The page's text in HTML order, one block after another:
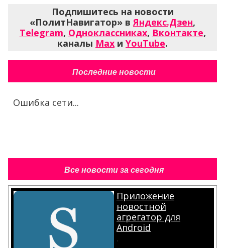
Подпишитесь на новости
«ПолитНавигатор» вЯндекс.Дзен,
Telegram, Одноклассниках, Вконтакте,
каналы Max и YouTube.
Последние новости
Ошибка сети...
Все новости за сегодня
Приложение
новостной
агрегатор для
Android
.